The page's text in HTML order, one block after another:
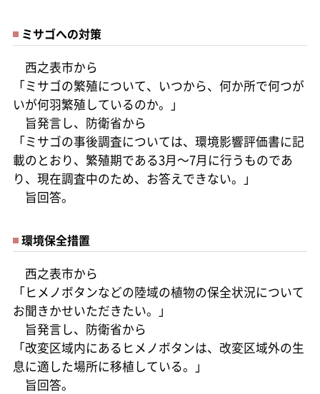
ミサゴへの対策
西之表市から
「ミサゴの繁殖について、いつから、何か所で何つが
いが何羽繁殖しているのか。」
旨発言し、防衛省から
「ミサゴの事後調査については、環境影響評価書に記
載のとおり、繁殖期である3月～7月に行うものであ
り、現在調査中のため、お答えできない。」
旨回答。
環境保全措置
西之表市から
「ヒメノボタンなどの陸域の植物の保全状況について
お聞きかせいただきたい。」
旨発言し、防衛省から
「改変区域内にあるヒメノボタンは、改変区域外の生
息に適した場所に移植している。」
旨回答。